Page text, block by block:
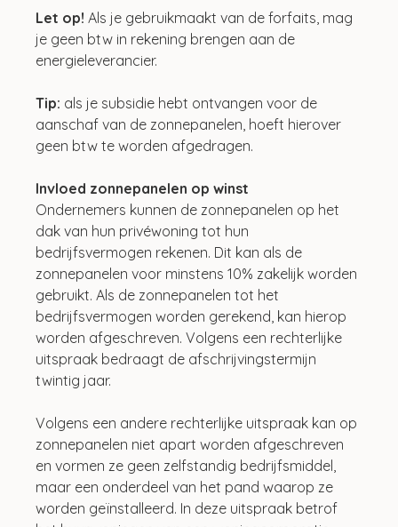
Let op! Als je gebruikmaakt van de forfaits, mag
je geen btw in rekening brengen aan de
energieleverancier.
Tip: als je subsidie hebt ontvangen voor de
aanschaf van de zonnepanelen, hoeft hierover
geen btw te worden afgedragen.
Invloed zonnepanelen op winst
Ondernemers kunnen de zonnepanelen op het
dak van hun privéwoning tot hun
bedrijfsvermogen rekenen. Dit kan als de
zonnepanelen voor minstens 10% zakelijk worden
gebruikt. Als de zonnepanelen tot het
bedrijfsvermogen worden gerekend, kan hierop
worden afgeschreven. Volgens een rechterlijke
uitspraak bedraagt de afschrijvingstermijn
twintig jaar.
Volgens een andere rechterlijke uitspraak kan op
zonnepanelen niet apart worden afgeschreven
en vormen ze geen zelfstandig bedrijfsmiddel,
maar een onderdeel van het pand waarop ze
worden geïnstalleerd. In deze uitspraak betrof